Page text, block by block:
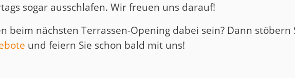
sogar ausschlafen. Wir freuen uns darauf!
beim nächsten Terrassen-Opening dabei sein? Dann stöbern
und feiern Sie schon bald mit uns!